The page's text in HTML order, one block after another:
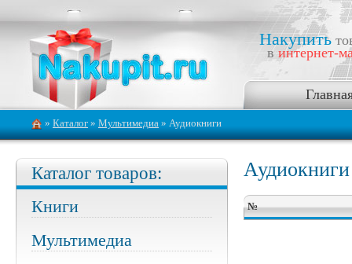
Накупить
в интернет-
» Каталог » Мультимедиа » Аудиокниги
Каталог товаров:
Книги
Мультимедиа
Аудиокниги
№